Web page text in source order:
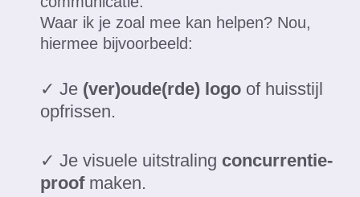
Waar ik je zoal mee kan helpen? Nou,
hiermee bijvoorbeeld:
✓ Je (ver)oude(rde) logo of huisstijl
opfrissen.
✓ Je visuele uitstraling concurrentie-
proofmaken.